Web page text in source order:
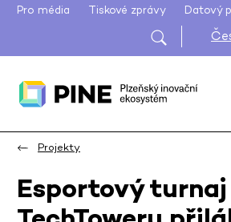
Pro média Tiskové zprávy Datový
Projekty
Esportový turnaj